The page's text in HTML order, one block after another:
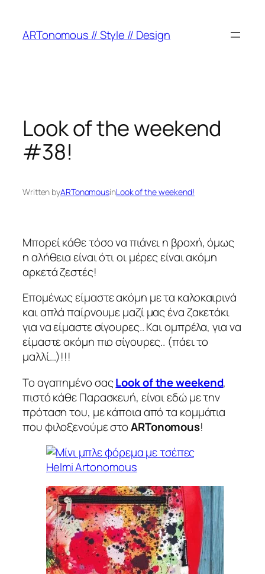
ARTonomous // Style // Design
Look of the weekend
#38!
Written byARTonomousinLook of the weekend!
Μπορεί κάθε τόσο να πιάνει η βροχή, όμως
η αλήθεια είναι ότι οι μέρες είναι ακόμη
αρκετά ζεστές!
Επομένως είμαστε ακόμη με τα καλοκαιρινά
και απλά παίρνουμε μαζί μας ένα ζακετάκι
για να είμαστε σίγουρες.. Και ομπρέλα, για να
είμαστε ακόμη πιο σίγουρες.. (πάει το
μαλλί…)!!!
Το αγαπημένο σαςLook of the weekend,
πιστό κάθε Παρασκευή, είναι εδώ με την
πρόταση του, με κάποια από τα κομμάτια
που φιλοξενούμε στοARTonomous!